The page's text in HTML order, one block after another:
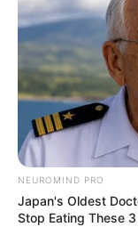
NEUROMIND PRO
Japan's Oldest
Stop Eating These 3